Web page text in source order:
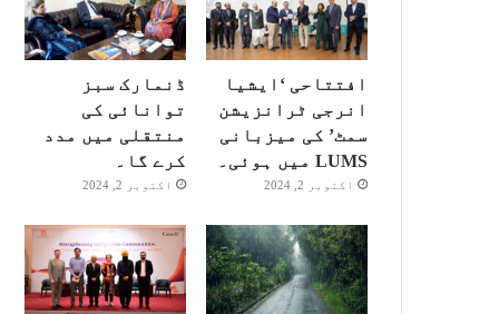
افتتاحی ‘ایشیا
انرجی ٹرانزیشن
سمٹ’ کی میزبانی
LUMS میں ہوئی۔
اکتوبر 2, 2024
ڈنمارک سبز
توانائی کی
منتقلی میں مدد
کرے گا۔
اکتوبر 2, 2024